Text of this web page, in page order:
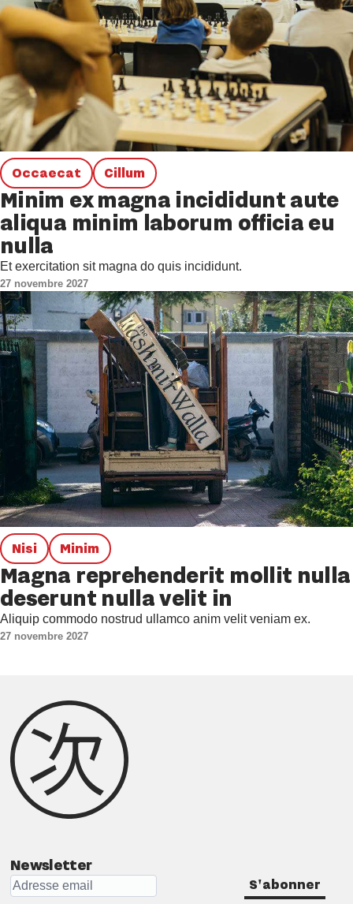
Occaecat Cillum
Minim ex magna incididunt aute
aliqua minim laborum officia eu
nulla
Et exercitation sit magna do quis incididunt.
27 novembre 2027
Nisi Minim
Magna reprehenderit mollit nulla
deserunt nulla velit in
Aliquip commodo nostrud ullamco anim velit veniam ex.
27 novembre 2027
Newsletter
S'abonner